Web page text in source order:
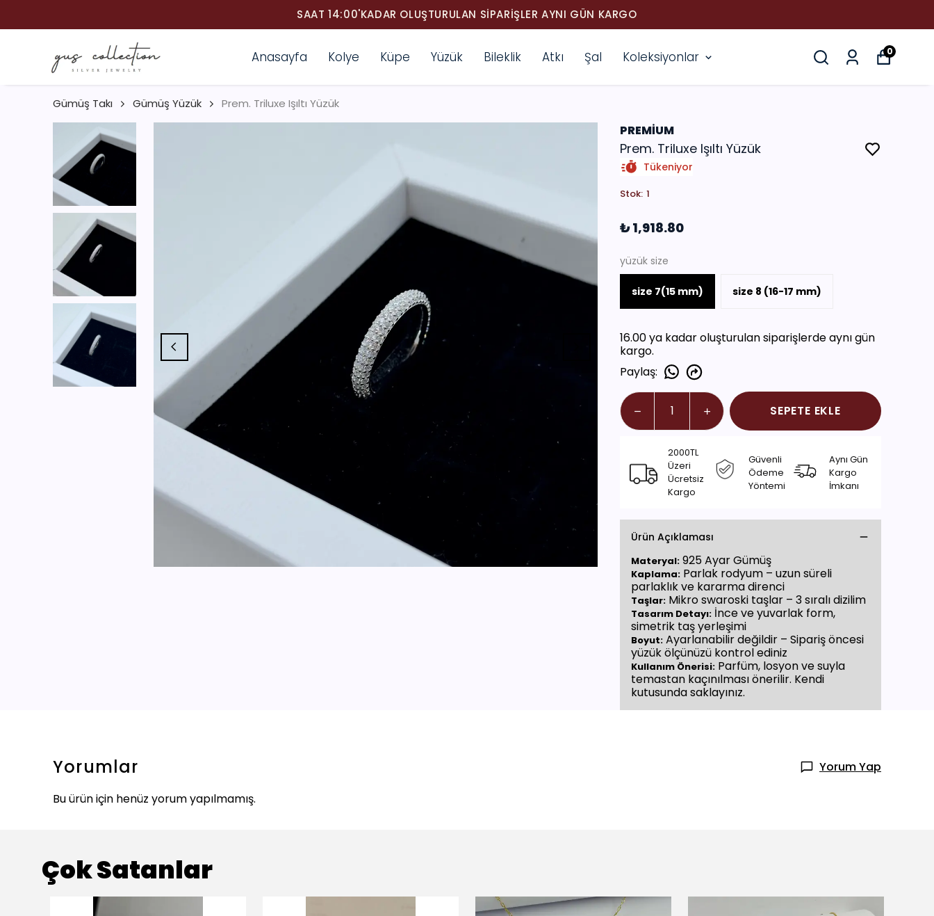
SAAT 14:00'KADAR OLUŞTURULAN SIPARIŞLER AYNI GÜN KARGO
Anasayfa Kolye Küpe Yüzük Bileklik Atkı Şal Koleksiyonlar 0
Gümüş Takı Gümüş Yüzük Prem. Triluxe Işıltı Yüzük
PREMİUM
Prem. Triluxe Işıltı Yüzük
Tükeniyor
Stok: 1
₺ 1,918.80
yüzük size
size 7(15 mm) size 8 (16-17 mm)
16.00 ya kadar oluşturulan siparişlerde aynı gün
kargo.
Paylaş:
SEPETE EKLE
2000TL
Üzeri
Ücretsiz
Kargo
Güvenli
Ödeme
Yöntemi
Aynı Gün
Kargo
İmkanı
Ürün Açıklaması
Materyal: 925 Ayar Gümüş
Kaplama: Parlak rodyum – uzun süreli
parlaklık ve kararma direnci
Taşlar: Mikro swaroski taşlar – 3 sıralı dizilim
Tasarım Detayı: İnce ve yuvarlak form,
simetrik taş yerleşimi
Boyut: Ayarlanabilir değildir – Sipariş öncesi
yüzük ölçünüzü kontrol ediniz
Kullanım Önerisi: Parfüm, losyon ve suyla
temastan kaçınılması önerilir. Kendi
kutusunda saklayınız.
Yorumlar
Yorum Yap
Bu ürün için henüz yorum yapılmamış.
Çok Satanlar